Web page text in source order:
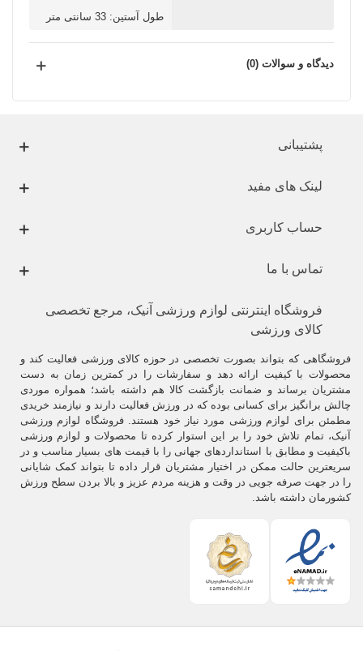
طول آستین: 33 سانتی متر
دیدگاه و سوالات (0)
پشتیبانی
لینک های مفید
حساب کاربری
تماس با ما
فروشگاه اینترنتی لوازم ورزشی آنیک، مرجع تخصصی
کالای ورزشی
فروشگاهی که بتواند بصورت تخصصی در حوزه کالای ورزشی فعالیت کند و
محصولات با کیفیت ارائه دهد و سفارشات را در کمترین زمان به دست
مشتریان برساند و ضمانت بازگشت کالا هم داشته باشد؛ همواره موردی
چالش برانگیز برای کسانی بوده که در ورزش فعالیت دارند و نیازمند خریدی
مطمئن برای لوازم ورزشی مورد نیاز خود هستند. فروشگاه لوازم ورزشی
آنیک، تمام تلاش خود را بر این استوار کرده تا محصولات و لوازم ورزشی
باکیفیت و مطابق با استانداردهای جهانی را با قیمت های بسیار مناسب و در
سریعترین حالت ممکن در اختیار مشتریان قرار داده تا بتواند کمک شایانی
را در جهت صرفه جویی در وقت و هزینه مردم عزیز و بالا بردن سطح ورزش
کشورمان داشته باشد.